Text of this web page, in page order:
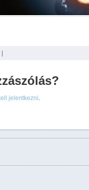
|
jelentkezni.